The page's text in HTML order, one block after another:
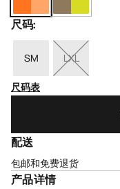
尺码:
SM
LXL
尺码表
配送
包邮和免费退货
产品详情